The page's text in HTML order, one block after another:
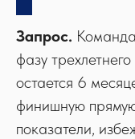
Запрос.
фазу
остается 6
финишную
показатели,